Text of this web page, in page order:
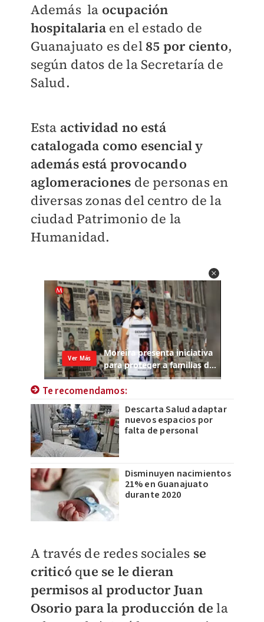
Además la ocupación
hospitalaria en el estado de
Guanajuato es del 85 por ciento,
según datos de la Secretaría de
Salud.
Esta actividad no está
catalogada como esencial y
además está provocando
aglomeraciones de personas en
diversas zonas del centro de la
ciudad Patrimonio de la
Humanidad.
Te recomendamos:
Descarta Salud adaptar
nuevos espacios por
falta de personal
Disminuyen nacimientos
21% en Guanajuato
durante 2020
A través de redes sociales se
criticó que se le dieran
permisos al productorJuan
Osorio para la producción dela